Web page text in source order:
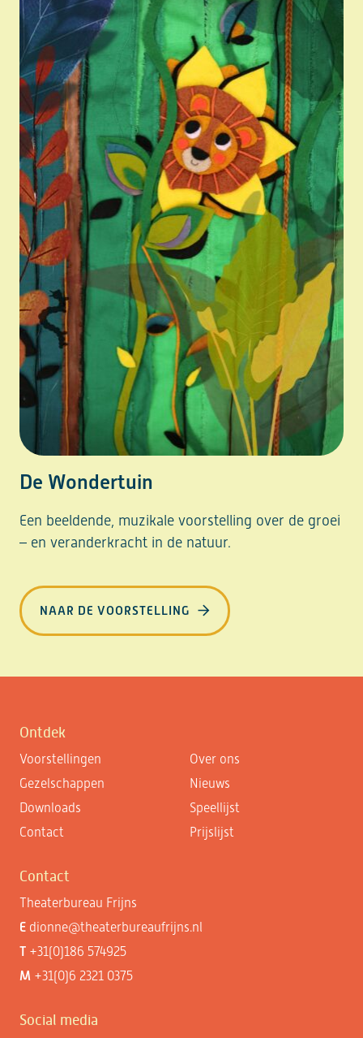
De Wondertuin
Een beeldende, muzikale voorstelling over de groei
– en veranderkracht in de natuur.
NAAR DE VOORSTELLING
Ontdek
Voorstellingen
Over ons
Gezelschappen
Nieuws
Downloads
Speellijst
Contact
Prijslijst
Contact
Theaterbureau Frijns
E dionne@theaterbureaufrijns.nl
T +31(0)186 574925
M +31(0)6 2321 0375
Social media